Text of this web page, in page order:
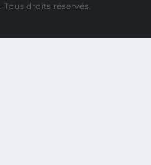
. Tous droits réservés.